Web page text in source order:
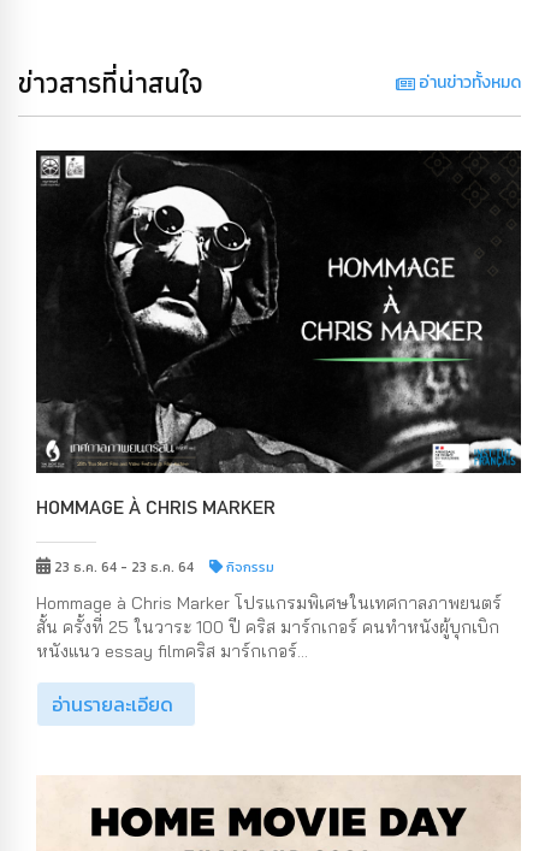
ข่าวสารที่น่าสนใจ อ่านข่าวทั้งหมด
HOMMAGE À CHRIS MARKER
23 ธ.ค. 64 - 23 ธ.ค. 64 กิจกรรม
Hommage à Chris Marker โปรแกรมพิเศษในเทศกาลภาพยนตร์
สั้น ครั้งที่ 25 ในวาระ 100 ปี คริส มาร์กเกอร์ คนทำหนังผู้บุกเบิก
หนังแนว essay filmคริส มาร์กเกอร์...
อ่านรายละเอียด